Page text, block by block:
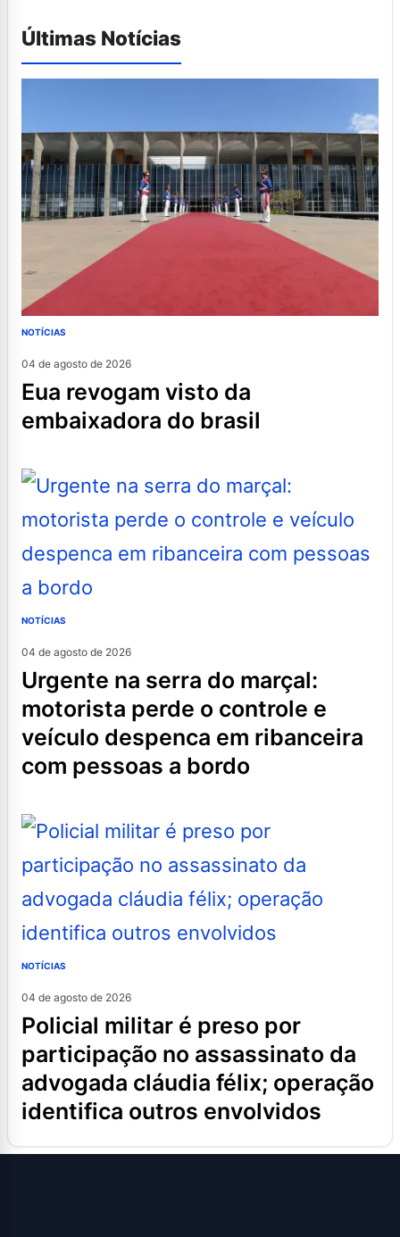
Últimas Notícias
NOTÍCIAS
04 de agosto de 2026
eua revogam visto da
embaixadora do brasil
NOTÍCIAS
04 de agosto de 2026
urgente na serra do marçal:
motorista perde o controle e
veículo despenca em ribanceira
com pessoas a bordo
NOTÍCIAS
04 de agosto de 2026
policial militar é preso por
participação no assassinato da
advogada cláudia félix; operação
identifica outros envolvidos